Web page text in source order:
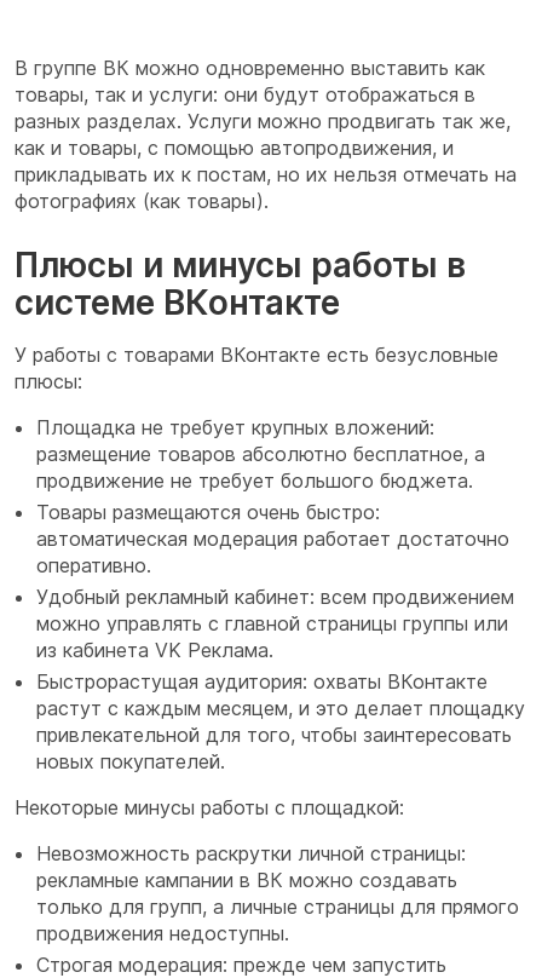
В группе ВК можно одновременно выставить как
товары, так и услуги: они будут отображаться в
разных разделах. Услуги можно продвигать так же,
как и товары, с помощью автопродвижения, и
прикладывать их к постам, но их нельзя отмечать на
фотографиях (как товары).
Плюсы и минусы работы в
системе ВКонтакте
У работы с товарами ВКонтакте есть безусловные
плюсы:
Площадка не требует крупных вложений:
размещение товаров абсолютно бесплатное, а
продвижение не требует большого бюджета.
Товары размещаются очень быстро:
автоматическая модерация работает достаточно
оперативно.
Удобный рекламный кабинет: всем продвижением
можно управлять с главной страницы группы или
из кабинета VK Реклама.
Быстрорастущая аудитория: охваты ВКонтакте
растут с каждым месяцем, и это делает площадку
привлекательной для того, чтобы заинтересовать
новых покупателей.
Некоторые минусы работы с площадкой:
Невозможность раскрутки личной страницы:
рекламные кампании в ВК можно создавать
только для групп, а личные страницы для прямого
продвижения недоступны.
Строгая модерация: прежде чем запустить